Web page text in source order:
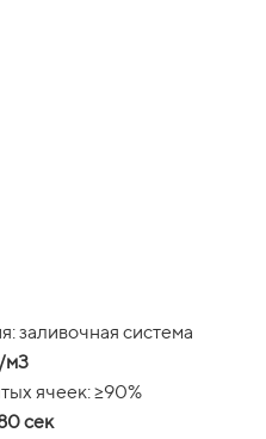
заливочная система
м3
ячеек: ≥90%
сек